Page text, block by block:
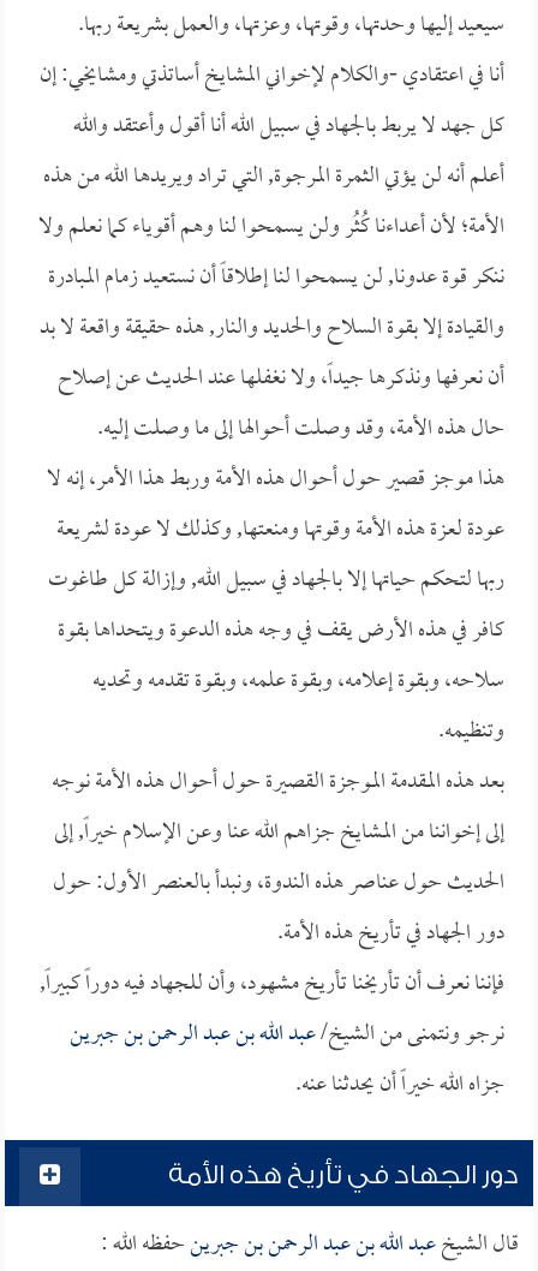
سيعيد إليها وحدتها، وقوتها، وعزتها، والعمل بشريعة ربها.
أنا في اعتقادي -والكلام لإخواني المشايخ أساتذتي ومشايخي: إن
كل جهد لا يربط بالجهاد في سبيل الله أنا أقول وأعتقد والله
أعلم أنه لن يؤتي الثمرة المرجوة, التي تراد ويريدها الله من هذه
الأمة؛ لأن أعداءنا كُثُر ولن يسمحوا لنا وهم أقوياء كما نعلم ولا
ننكر قوة عدونا, لن يسمحوا لنا إطلاقاً أن نستعيد زمام المبادرة
والقيادة إلا بقوة السلاح والحديد والنار, هذه حقيقة واقعة لا بد
أن نعرفها ونذكرها جيداً، ولا نغفلها عند الحديث عن إصلاح
حال هذه الأمة، وقد وصلت أحوالها إلى ما وصلت إليه.
هذا موجز قصير حول أحوال هذه الأمة وربط هذا الأمر، إنه لا
عودة لعزة هذه الأمة وقوتها ومنعتها, وكذلك لا عودة لشريعة
ربها لتحكم حياتها إلا بالجهاد في سبيل الله, وإزالة كل طاغوت
كافر في هذه الأرض يقف في وجه هذه الدعوة ويتحداها بقوة
سلاحه، وبقوة إعلامه، وبقوة علمه، وبقوة تقدمه وتحديه
وتنظيمه.
بعد هذه المقدمة الموجزة القصيرة حول أحوال هذه الأمة نوجه
إلى إخواننا من المشايخ جزاهم الله عنا وعن الإسلام خيراً, إلى
الحديث حول عناصر هذه الندوة، ونبدأ بالعنصر الأول: حول
دور الجهاد في تأريخ هذه الأمة.
فإننا نعرف أن تأريخنا تأريخ مشهود، وأن للجهاد فيه دوراً كبيراً,
نرجو ونتمنى من الشيخ/عبد الله بن عبد الرحمن بن جبرين
جزاه الله خيراً أن يحدثنا عنه.
دور الجهاد في تأريخ هذه الأمة
قال الشيخعبد الله بن عبد الرحمن بن جبرينحفظه الله :